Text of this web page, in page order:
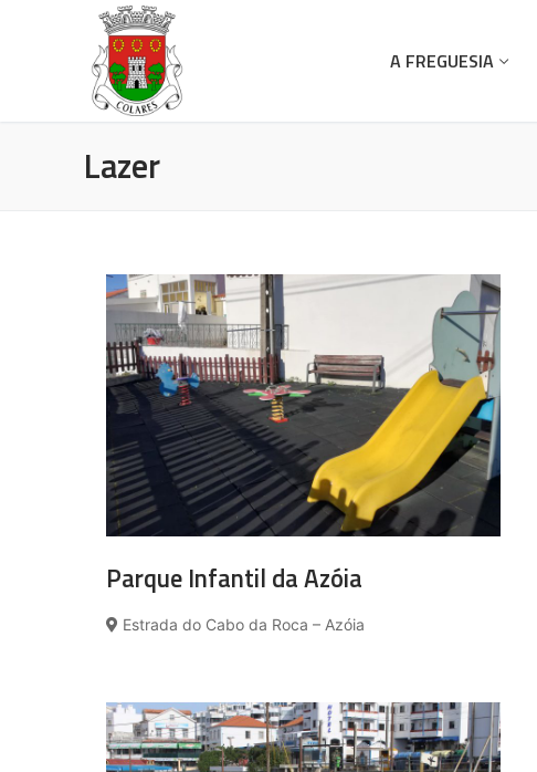
A FREGUESIA
Lazer
Parque Infantil da Azóia
Estrada do Cabo da Roca – Azóia